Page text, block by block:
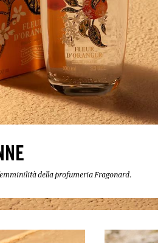
della profumeria Fragonard.